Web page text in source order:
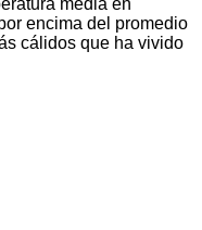
encima del promedio
cálidos que ha vivido